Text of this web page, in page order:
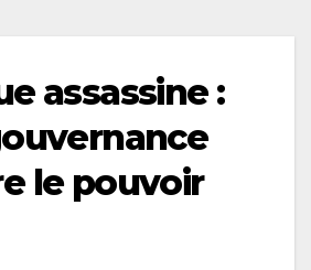
assassine :
le pouvoir